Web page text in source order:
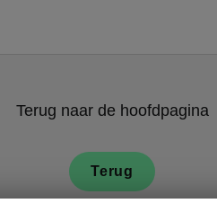
Terug naar de hoofdpagina
Terug